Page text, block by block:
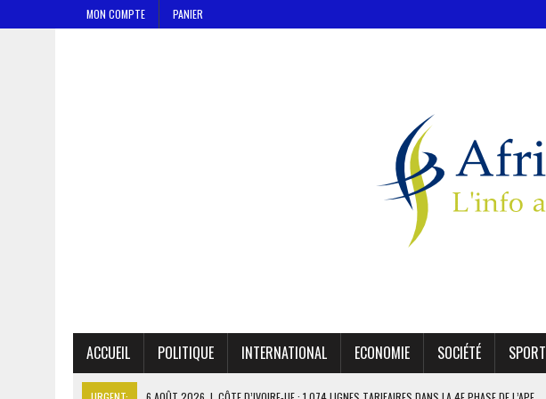
MON COMPTE PANIER
ACCUEIL POLITIQUE INTERNATIONAL ECONOMIE SOCIÉTÉ SPORT